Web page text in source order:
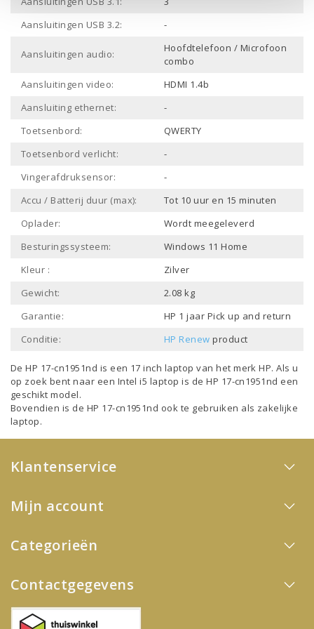
Aansluitingen USB 3.2:
-
Aansluitingen audio:
Hoofdtelefoon / Microfoon
combo
Aansluitingen video:
HDMI 1.4b
Aansluiting ethernet:
-
Toetsenbord:
QWERTY
Toetsenbord verlicht:
-
Vingerafdruksensor:
-
Accu / Batterij duur (max):
Tot 10 uur en 15 minuten
Oplader:
Wordt meegeleverd
Besturingssysteem:
Windows 11 Home
Kleur :
Zilver
Gewicht:
2.08 kg
Garantie:
HP 1 jaar Pick up and return
Conditie:
HP Renew product
De HP 17-cn1951nd is een 17 inch laptop van het merkHP. Als u
op zoek bent naar een Intel i5 laptopis de HP 17-cn1951nd een
geschikt model.
Bovendien is de HP 17-cn1951nd ook te gebruiken als zakelijke
laptop.
Klantenservice
Mijn account
Categorieën
Contactgegevens